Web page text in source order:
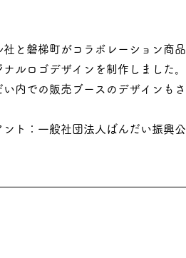
社と磐梯町がコラボレーション商
ナルロゴデザインを制作しました
い内での販売ブースのデザインも
ント：一般社団法人ばんだい振興